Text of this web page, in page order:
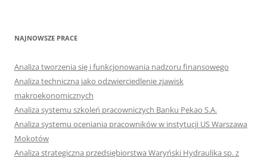
NAJNOWSZE PRACE
Analiza tworzenia się i funkcjonowania nadzoru finansowego
Analiza techniczna jako odzwierciedlenie zjawisk
makroekonomicznych
Analiza systemu szkoleń pracowniczych Banku Pekao S.A.
Analiza systemu oceniania pracowników w instytucji US Warszawa
Mokotów
Analiza strategiczna przedsiębiorstwa Waryński Hydraulika sp. z